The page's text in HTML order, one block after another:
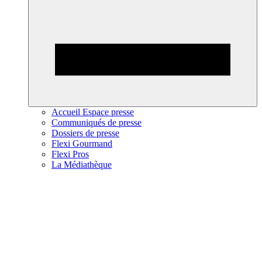
Accueil Espace presse
Communiqués de presse
Dossiers de presse
Flexi Gourmand
Flexi Pros
La Médiathèque